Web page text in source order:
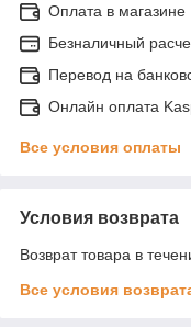
Оплата в магазине
Безналичный
Перевод на
Онлайн оплата
Все условия оплаты
Условия возврата
Возврат товара в
Все условия